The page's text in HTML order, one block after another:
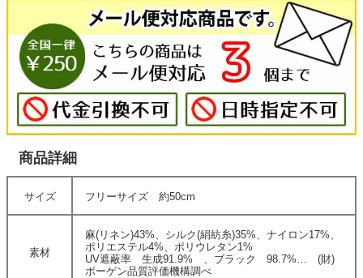
商品詳細
サイズ フリーサイズ 約50cm
素材
麻(リネン)43%、シルク(絹紡糸)35%、ナイロン17%、
ポリエステル4%、ポリウレタン1%
UV遮蔽率 生成91.9% 、ブラック 98.7%… (財)
ボーゲン品質評価機構調べ